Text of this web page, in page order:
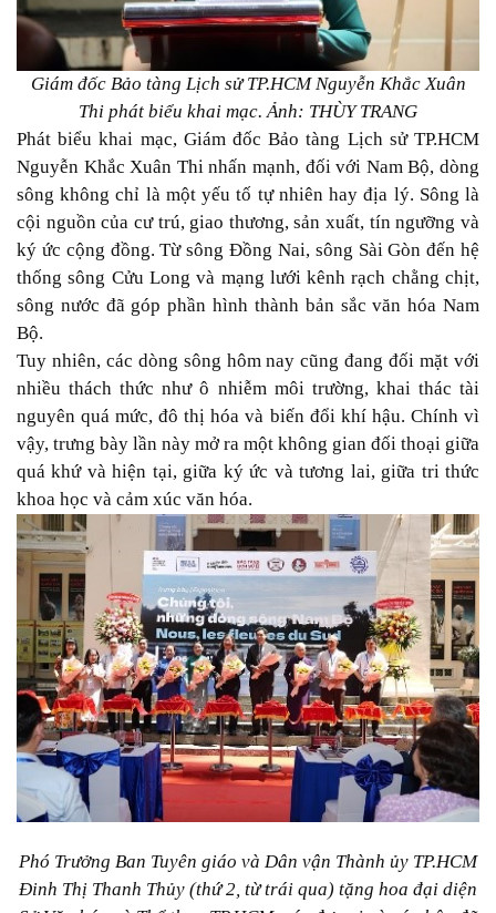
Giám đốc Bảo tàng Lịch sử TP.HCM Nguyễn Khắc Xuân
Thi phát biểu khai mạc. Ảnh: THÙY TRANG
Phát biểu khai mạc, Giám đốc Bảo tàng Lịch sử TP.HCM
Nguyễn Khắc Xuân Thi nhấn mạnh, đối với Nam Bộ, dòng
sông không chỉ là một yếu tố tự nhiên hay địa lý. Sông là
cội nguồn của cư trú, giao thương, sản xuất, tín ngưỡng và
ký ức cộng đồng. Từ sông Đồng Nai, sông Sài Gòn đến hệ
thống sông Cửu Long và mạng lưới kênh rạch chằng chịt,
sông nước đã góp phần hình thành bản sắc văn hóa Nam
Bộ.
Tuy nhiên, các dòng sông hôm nay cũng đang đối mặt với
nhiều thách thức như ô nhiễm môi trường, khai thác tài
nguyên quá mức, đô thị hóa và biến đổi khí hậu. Chính vì
vậy, trưng bày lần này mở ra một không gian đối thoại giữa
quá khứ và hiện tại, giữa ký ức và tương lai, giữa tri thức
khoa học và cảm xúc văn hóa.
Phó Trưởng Ban Tuyên giáo và Dân vận Thành ủy TP.HCM
Đinh Thị Thanh Thủy (thứ 2, từ trái qua) tặng hoa đại diện